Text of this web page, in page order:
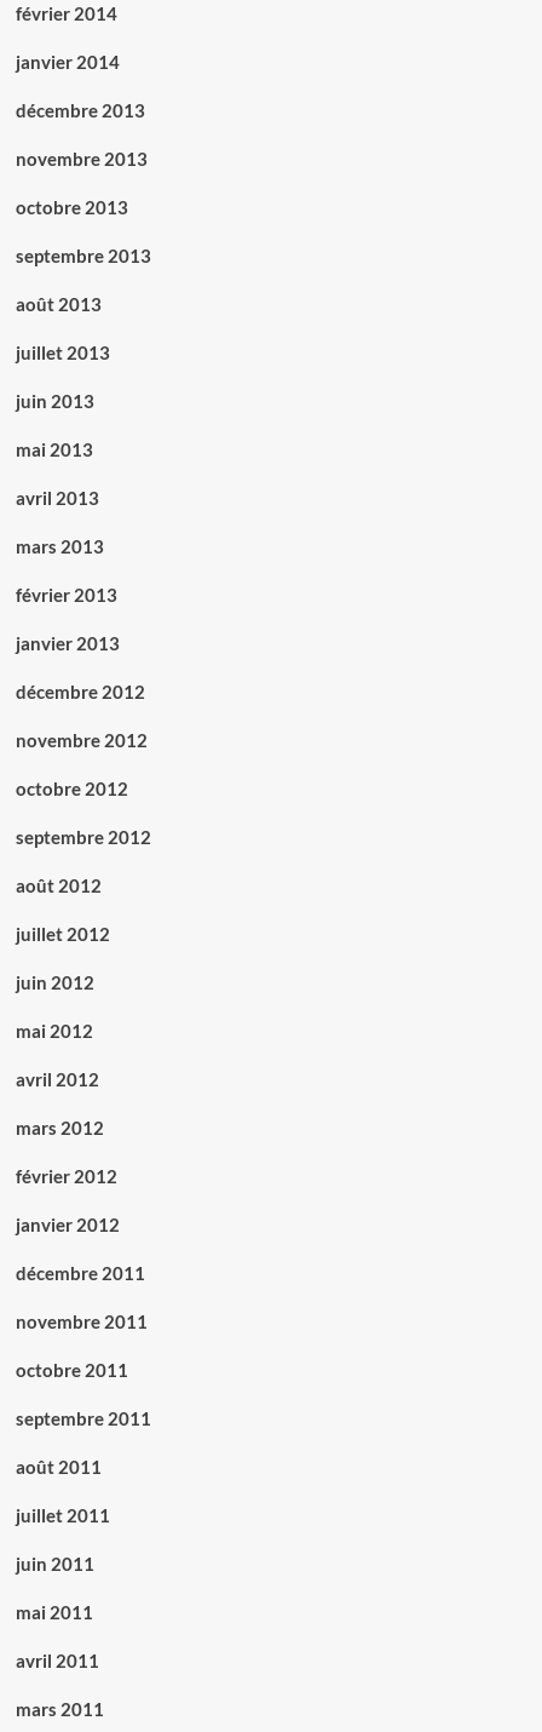
février 2014
janvier 2014
décembre 2013
novembre 2013
octobre 2013
septembre 2013
août 2013
juillet 2013
juin 2013
mai 2013
avril 2013
mars 2013
février 2013
janvier 2013
décembre 2012
novembre 2012
octobre 2012
septembre 2012
août 2012
juillet 2012
juin 2012
mai 2012
avril 2012
mars 2012
février 2012
janvier 2012
décembre 2011
novembre 2011
octobre 2011
septembre 2011
août 2011
juillet 2011
juin 2011
mai 2011
avril 2011
mars 2011